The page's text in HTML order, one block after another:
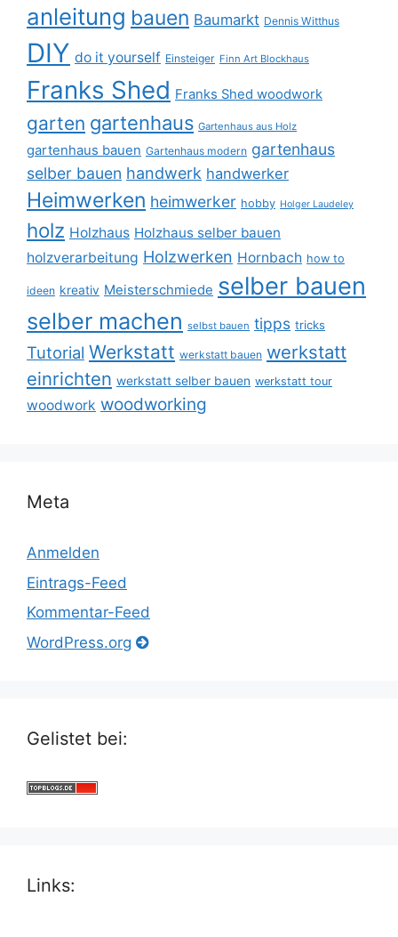
anleitung bauen Baumarkt Dennis Witthus
DIY do it yourself Einsteiger Finn Art Blockhaus
Franks Shed Franks Shed woodwork
garten gartenhaus Gartenhaus aus Holz
gartenhaus bauen Gartenhaus modern gartenhaus
selber bauen handwerk handwerker
Heimwerken heimwerker hobby Holger Laudeley
holz Holzhaus Holzhaus selber bauen
holzverarbeitung Holzwerken Hornbach how to
ideen kreativ Meisterschmiede selber bauen
selber machen selbst bauen tipps tricks
Tutorial Werkstatt werkstatt bauen werkstatt
einrichten werkstatt selber bauen werkstatt tour
woodwork woodworking
Meta
Anmelden
Eintrags-Feed
Kommentar-Feed
WordPress.org
Gelistet bei:
Links: